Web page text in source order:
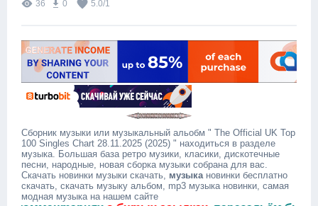
36
0 5.0/1
Сборник музыки или музыкальный альобм " The Official UK Top
100 Singles Chart 28.11.2025 (2025) " находиться в разделе
музыка. Большая база ретро музики, класики, дискотечные
песни, народные, новая сборка музыки собрана для вас.
Скачать новинки музыки скачать, музыкановинки бесплатно
скачать, скачать музыку альбом, mp3 музыка новинки, самая
модная музыка на нашем сайте